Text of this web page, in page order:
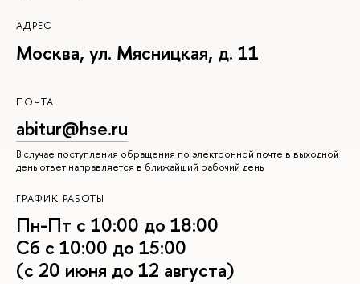
АДРЕС
Москва, ул. Мясницкая, д. 11
ПОЧТА
abitur@hse.ru
В случае поступления обращения по электронной почте в выходной
день ответ направляется в ближайший рабочий день
ГРАФИК РАБОТЫ
Пн-Пт с 10:00 до 18:00
Сб с 10:00 до 15:00
(с 20 июня до 12 августа)